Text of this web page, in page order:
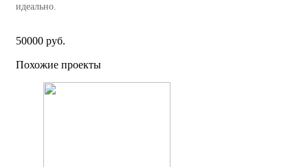
идеально.
50000 руб.
Похожие проекты